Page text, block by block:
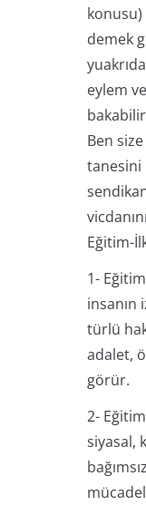
demek
eylem
Ben
tanesini
Eğitim-
1-
insanın
türlü
adalet,
görür.
2-
siyasal,